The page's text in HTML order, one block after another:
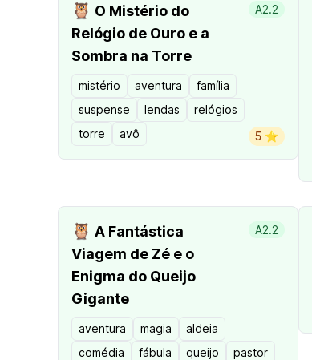
🦉 O Mistério do
Relógio de Ouro e a
Sombra na Torre
A2.2
mistério aventura
família
suspense
lendas
relógios
torre
avô 5 ⭐️
🦉 A Fantástica
Viagem de Zé e o
Enigma do Queijo
Gigante
A2.2
aventura magia
aldeia
comédia
fábula queijo
pastor